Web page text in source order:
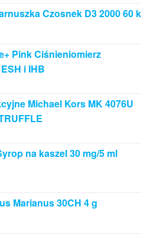
Czosnek D3 2000 60 k
Pink Ciśnieniomierz
i IHB
Michael Kors MK 4076U
na kaszel 30 mg/5 ml
Marianus 30CH 4 g